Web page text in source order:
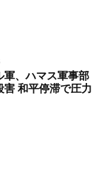
軍、ハマス軍事部
害 和平停滞で圧力